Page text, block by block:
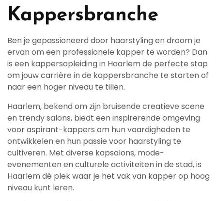
Kappersbranche
Ben je gepassioneerd door haarstyling en droom je
ervan om een professionele kapper te worden? Dan
is een kappersopleiding in Haarlem de perfecte stap
om jouw carrière in de kappersbranche te starten of
naar een hoger niveau te tillen.
Haarlem, bekend om zijn bruisende creatieve scene
en trendy salons, biedt een inspirerende omgeving
voor aspirant-kappers om hun vaardigheden te
ontwikkelen en hun passie voor haarstyling te
cultiveren. Met diverse kapsalons, mode-
evenementen en culturele activiteiten in de stad, is
Haarlem dé plek waar je het vak van kapper op hoog
niveau kunt leren.